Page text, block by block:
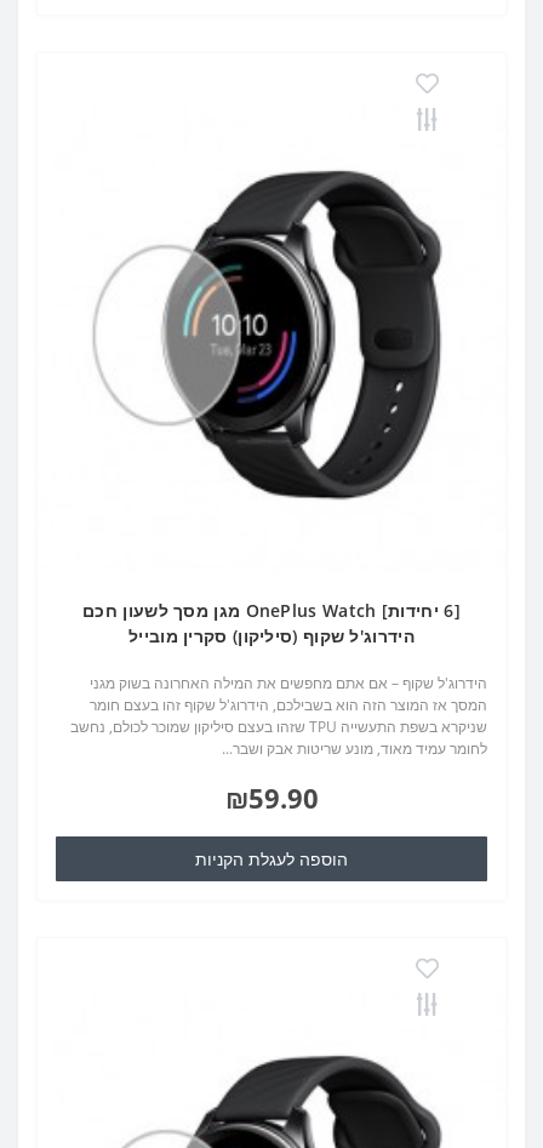
[6 יחידות] OnePlus Watch מגן מסך לשעון חכם
הידרוג'ל שקוף (סיליקון) סקרין מובייל
הידרוג'ל שקוף – אם אתם מחפשים את המילה האחרונה בשוק מגני
המסך אז המוצר הזה הוא בשבילכם, הידרוג'ל שקוף זהו בעצם חומר
שניקרא בשפת התעשייה TPU שזהו בעצם סיליקון שמוכר לכולם, נחשב
לחומר עמיד מאוד, מונע שריטות אבק ושבר...
₪59.90
הוספה לעגלת הקניות